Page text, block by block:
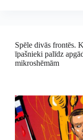
Spēle divās frontēs.
īpašnieki palīdz
mikroshēmām